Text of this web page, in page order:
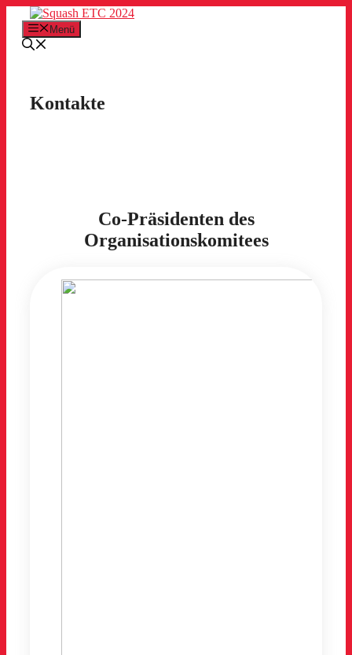
Inhalt
springen
Menü
Kontakte
Co-Präsidenten des
Organisationskomitees